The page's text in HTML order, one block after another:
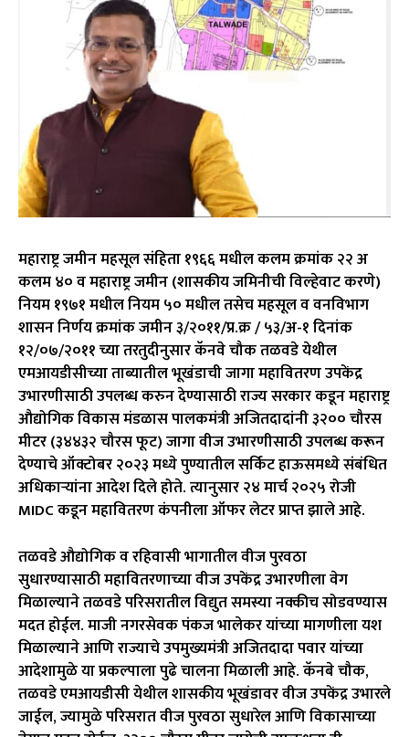
महाराष्ट्र जमीन महसूल संहिता १९६६ मधील कलम क्रमांक २२ अ
कलम ४० व महाराष्ट्र जमीन (शासकीय जमिनीची विल्हेवाट करणे)
नियम १९७१ मधील नियम ५० मधील तसेच महसूल व वनविभाग
शासन निर्णय क्रमांक जमीन ३/२०११/प्र.क्र / ५३/अ-१ दिनांक
१२/०७/२०११ च्या तरतुदीनुसार कॅनवे चौक तळवडे येथील
एमआयडीसीच्या ताब्यातील भूखंडाची जागा महावितरण उपकेंद्र
उभारणीसाठी उपलब्ध करुन देण्यासाठी राज्य सरकार कडून महाराष्ट्र
औद्योगिक विकास मंडळास पालकमंत्री अजितदादांनी ३२०० चौरस
मीटर (३४४३२ चौरस फूट) जागा वीज उभारणीसाठी उपलब्ध करून
देण्याचे ऑक्टोबर २०२३ मध्ये पुण्यातील सर्किट हाऊसमध्ये संबंधित
अधिकाऱ्यांना आदेश दिले होते. त्यानुसार २४ मार्च २०२५ रोजी
MIDC कडून महावितरण कंपनीला ऑफर लेटर प्राप्त झाले आहे.
तळवडे औद्योगिक व रहिवासी भागातील वीज पुरवठा
सुधारण्यासाठी महावितरणाच्या वीज उपकेंद्र उभारणीला वेग
मिळाल्याने तळवडे परिसरातील विद्युत समस्या नक्कीच सोडवण्यास
मदत होईल. माजी नगरसेवक पंकज भालेकर यांच्या मागणीला यश
मिळाल्याने आणि राज्याचे उपमुख्यमंत्री अजितदादा पवार यांच्या
आदेशामुळे या प्रकल्पाला पुढे चालना मिळाली आहे. कॅनबे चौक,
तळवडे एमआयडीसी येथील शासकीय भूखंडावर वीज उपकेंद्र उभारले
जाईल, ज्यामुळे परिसरात वीज पुरवठा सुधारेल आणि विकासाच्या